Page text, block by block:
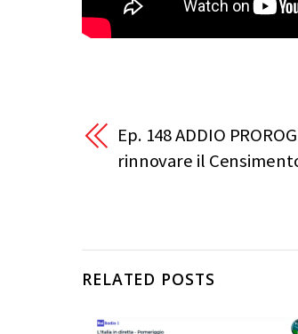
Ep. 148 ADDIO
rinnovare il
RELATED POSTS